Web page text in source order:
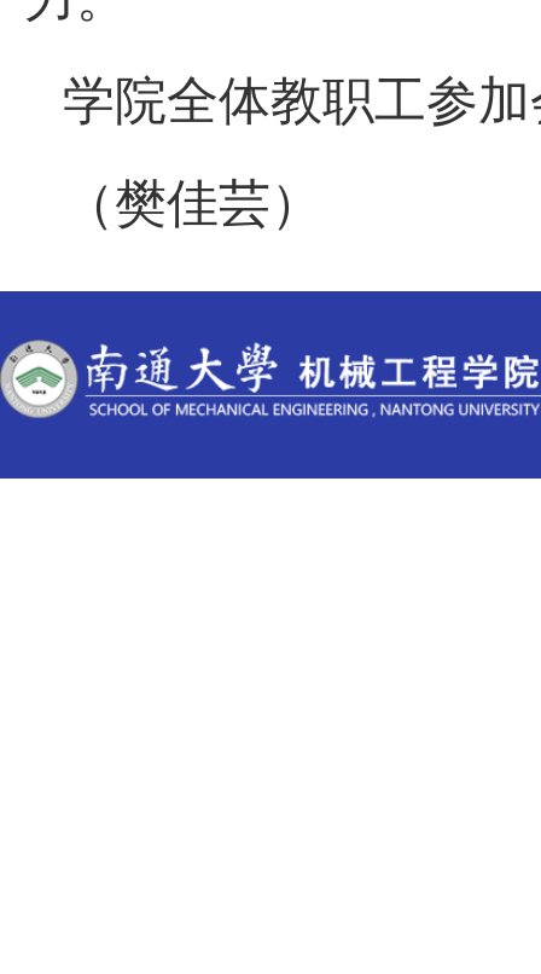
学院全体教职工参
（樊佳芸）